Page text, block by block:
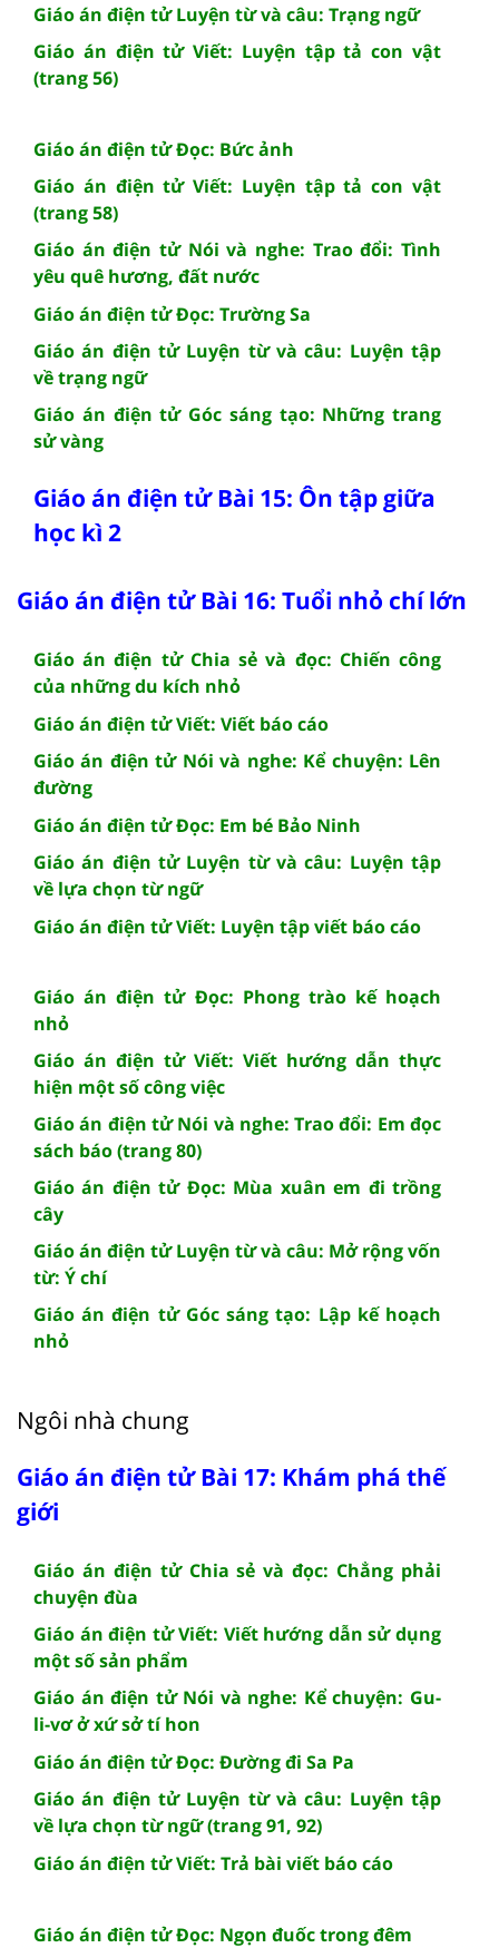
Giáo án điện tử Luyện từ và câu: Trạng ngữ
Giáo án điện tử Viết: Luyện tập tả con vật
(trang 56)
Giáo án điện tử Đọc: Bức ảnh
Giáo án điện tử Viết: Luyện tập tả con vật
(trang 58)
Giáo án điện tử Nói và nghe: Trao đổi: Tình
yêu quê hương, đất nước
Giáo án điện tử Đọc: Trường Sa
Giáo án điện tử Luyện từ và câu: Luyện tập
về trạng ngữ
Giáo án điện tử Góc sáng tạo: Những trang
sử vàng
Giáo án điện tử Bài 15: Ôn tập giữa
học kì 2
Giáo án điện tử Bài 16: Tuổi nhỏ chí lớn
Giáo án điện tử Chia sẻ và đọc: Chiến công
của những du kích nhỏ
Giáo án điện tử Viết: Viết báo cáo
Giáo án điện tử Nói và nghe: Kể chuyện: Lên
đường
Giáo án điện tử Đọc: Em bé Bảo Ninh
Giáo án điện tử Luyện từ và câu: Luyện tập
về lựa chọn từ ngữ
Giáo án điện tử Viết: Luyện tập viết báo cáo
Giáo án điện tử Đọc: Phong trào kế hoạch
nhỏ
Giáo án điện tử Viết: Viết hướng dẫn thực
hiện một số công việc
Giáo án điện tử Nói và nghe: Trao đổi: Em đọc
sách báo (trang 80)
Giáo án điện tử Đọc: Mùa xuân em đi trồng
cây
Giáo án điện tử Luyện từ và câu: Mở rộng vốn
từ: Ý chí
Giáo án điện tử Góc sáng tạo: Lập kế hoạch
nhỏ
Ngôi nhà chung
Giáo án điện tử Bài 17: Khám phá thế
giới
Giáo án điện tử Chia sẻ và đọc: Chẳng phải
chuyện đùa
Giáo án điện tử Viết: Viết hướng dẫn sử dụng
một số sản phẩm
Giáo án điện tử Nói và nghe: Kể chuyện: Gu-
li-vơ ở xứ sở tí hon
Giáo án điện tử Đọc: Đường đi Sa Pa
Giáo án điện tử Luyện từ và câu: Luyện tập
về lựa chọn từ ngữ (trang 91, 92)
Giáo án điện tử Viết: Trả bài viết báo cáo
Giáo án điện tử Đọc: Ngọn đuốc trong đêm